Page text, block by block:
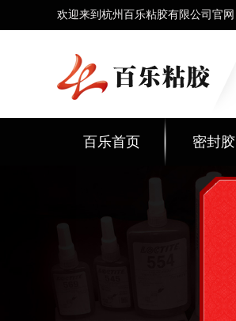
欢迎来到杭州百乐粘胶有限公司官网
百乐首页 密封胶